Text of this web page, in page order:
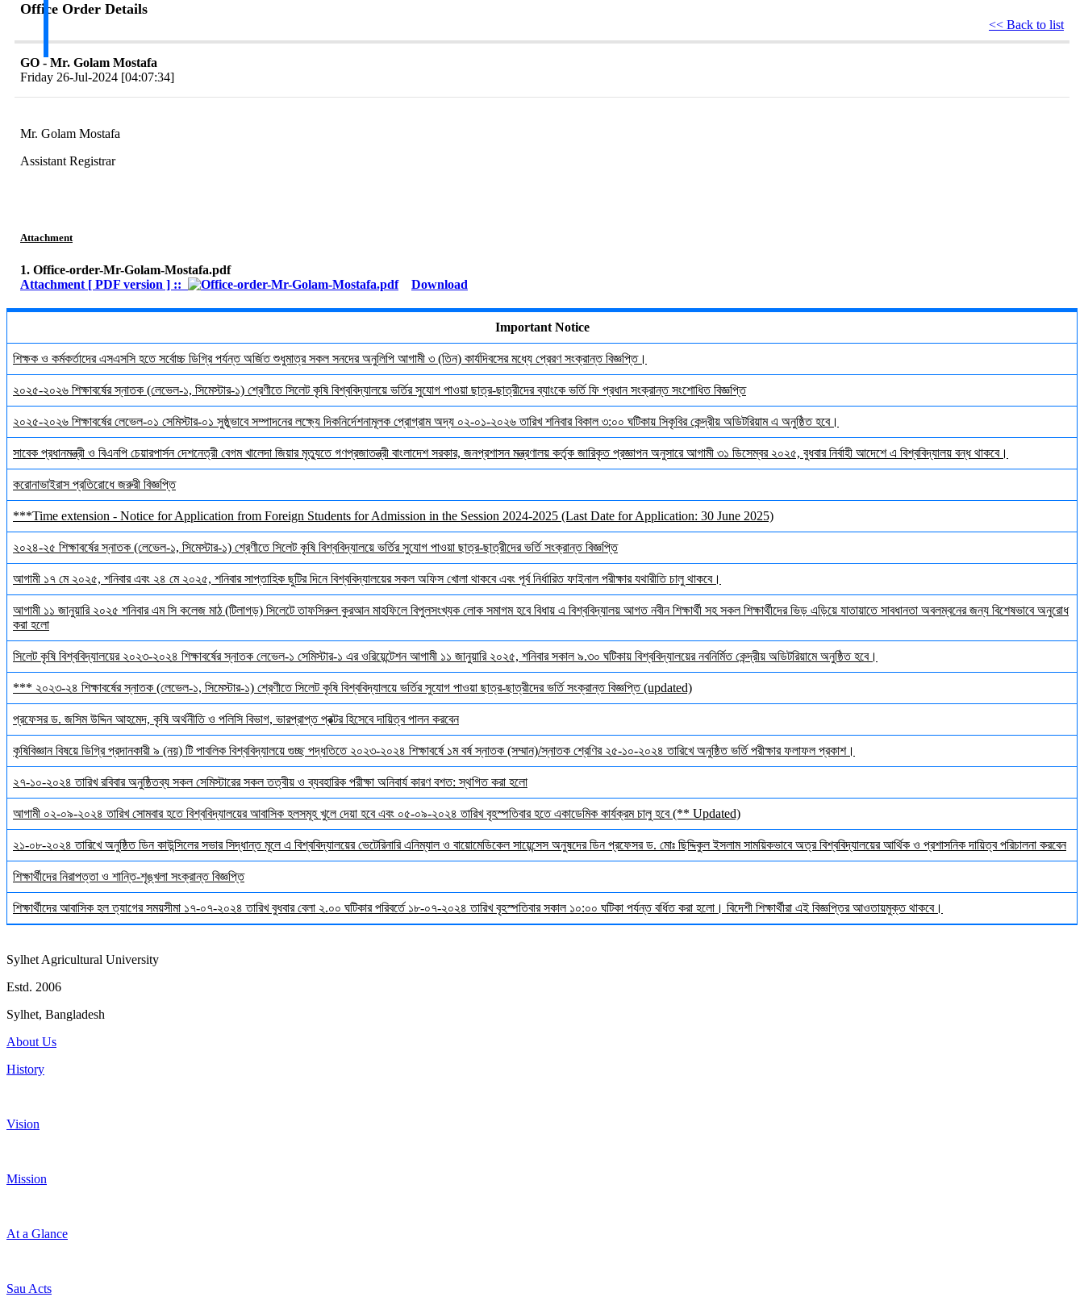
Office Order Details
<< Back to list
GO - Mr. Golam Mostafa
Friday 26-Jul-2024 [04:07:34]
Mr. Golam Mostafa
Assistant Registrar
Attachment
1. Office-order-Mr-Golam-Mostafa.pdf
Attachment [ PDF version ] ::
Download
Important Notice
শিক্ষক ও কর্মকর্তাদের এসএসসি হতে সর্বোচ্চ ডিগ্রি পর্যন্ত অর্জিত শুধুমাত্র সকল সনদের অনুলিপি আগামী ৩ (তিন) কার্যদিবসের মধ্যে প্রেরণ সংক্রান্ত বিজ্ঞপ্তি।
২০২৫-২০২৬ শিক্ষাবর্ষের স্নাতক (লেভেল-১, সিমেস্টার-১) শ্রেণীতে সিলেট কৃষি বিশ্ববিদ্যালয়ে ভর্তির সুযোগ পাওয়া ছাত্র-ছাত্রীদের ব্যাংকে ভর্তি ফি প্রধান সংক্রান্ত সংশোধিত বিজ্ঞপ্তি
২০২৫-২০২৬ শিক্ষাবর্ষের লেভেল-০১ সেমিস্টার-০১ সুষ্ঠুভাবে সম্পাদনের লক্ষ্যে দিকনির্দেশনামূলক প্রোগ্রাম অদ্য ০২-০১-২০২৬ তারিখ শনিবার বিকাল ৩:০০ ঘটিকায় সিকৃবির কেন্দ্রীয় অডিটরিয়াম এ অনুষ্ঠিত হবে।
সাবেক প্রধানমন্ত্রী ও বিএনপি চেয়ারপার্সন দেশনেত্রী বেগম খালেদা জিয়ার মৃত্যুতে গণপ্রজাতন্ত্রী বাংলাদেশ সরকার, জনপ্রশাসন মন্ত্রণালয় কর্তৃক জারিকৃত প্রজ্ঞাপন অনুসারে আগামী ৩১ ডিসেম্বর ২০২৫, বুধবার নির্বাহী আদেশে এ বিশ্ববিদ্যালয় বন্ধ থাকবে।
করোনাভাইরাস প্রতিরোধে জরুরী বিজ্ঞপ্তি
***Time extension - Notice for Application from Foreign Students for Admission in the Session 2024-2025 (Last Date for Application: 30 June 2025)
২০২৪-২৫ শিক্ষাবর্ষের স্নাতক (লেভেল-১, সিমেস্টার-১) শ্রেণীতে সিলেট কৃষি বিশ্ববিদ্যালয়ে ভর্তির সুযোগ পাওয়া ছাত্র-ছাত্রীদের ভর্তি সংক্রান্ত বিজ্ঞপ্তি
আগামী ১৭ মে ২০২৫, শনিবার এবং ২৪ মে ২০২৫, শনিবার সাপ্তাহিক ছুটির দিনে বিশ্ববিদ্যালয়ের সকল অফিস খোলা থাকবে এবং পূর্ব নির্ধারিত ফাইনাল পরীক্ষার যথারীতি চালু থাকবে।
আগামী ১১ জানুয়ারি ২০২৫ শনিবার এম সি কলেজ মাঠ (টিলাগড়) সিলেটে তাফসিরুল কুরআন মাহফিলে বিপুলসংখ্যক লোক সমাগম হবে বিধায় এ বিশ্ববিদ্যালয় আগত নবীন শিক্ষার্থী সহ সকল শিক্ষার্থীদের ভিড় এড়িয়ে যাতায়াতে সাবধানতা অবলম্বনের জন্য বিশেষভাবে অনুরোধ
করা হলো
সিলেট কৃষি বিশ্ববিদ্যালয়ের ২০২৩-২০২৪ শিক্ষাবর্ষের স্নাতক লেভেল-১ সেমিস্টার-১ এর ওরিয়েন্টেশন আগামী ১১ জানুয়ারি ২০২৫, শনিবার সকাল ৯.৩০ ঘটিকায় বিশ্ববিদ্যালয়ের নবনির্মিত কেন্দ্রীয় অডিটরিয়ামে অনুষ্ঠিত হবে।
*** ২০২৩-২৪ শিক্ষাবর্ষের স্নাতক (লেভেল-১, সিমেস্টার-১) শ্রেণীতে সিলেট কৃষি বিশ্ববিদ্যালয়ে ভর্তির সুযোগ পাওয়া ছাত্র-ছাত্রীদের ভর্তি সংক্রান্ত বিজ্ঞপ্তি (updated)
প্রফেসর ড. জসিম উদ্দিন আহমেদ, কৃষি অর্থনীতি ও পলিসি বিভাগ, ভারপ্রাপ্ত প্রক্টর হিসেবে দায়িত্ব পালন করবেন
কৃষিবিজ্ঞান বিষয়ে ডিগ্রি প্রদানকারী ৯ (নয়) টি পাবলিক বিশ্ববিদ্যালয়ে গুচ্ছ পদ্ধতিতে ২০২৩-২০২৪ শিক্ষাবর্ষে ১ম বর্ষ স্নাতক (সম্মান)/স্নাতক শ্রেণির ২৫-১০-২০২৪ তারিখে অনুষ্ঠিত ভর্তি পরীক্ষার ফলাফল প্রকাশ।
২৭-১০-২০২৪ তারিখ রবিবার অনুষ্ঠিতব্য সকল সেমিস্টারের সকল তত্বীয় ও ব্যবহারিক পরীক্ষা অনিবার্য কারণ বশত: স্থগিত করা হলো
আগামী ০২-০৯-২০২৪ তারিখ সোমবার হতে বিশ্ববিদ্যালয়ের আবাসিক হলসমূহ খুলে দেয়া হবে এবং ০৫-০৯-২০২৪ তারিখ বৃহস্পতিবার হতে একাডেমিক কার্যক্রম চালু হবে (** Updated)
২১-০৮-২০২৪ তারিখে অনুষ্ঠিত ডিন কাউন্সিলের সভার সিদ্ধান্ত মূলে এ বিশ্ববিদ্যালয়ের ভেটেরিনারি এনিম্যাল ও বায়োমেডিকেল সায়েন্সেস অনুষদের ডিন প্রফেসর ড. মোঃ ছিদ্দিকুল ইসলাম সাময়িকভাবে অত্র বিশ্ববিদ্যালয়ের আর্থিক ও প্রশাসনিক দায়িত্ব পরিচালনা করবেন
শিক্ষার্থীদের নিরাপত্তা ও শান্তি-শৃঙ্খলা সংক্রান্ত বিজ্ঞপ্তি
শিক্ষার্থীদের আবাসিক হল ত্যাগের সময়সীমা ১৭-০৭-২০২৪ তারিখ বুধবার বেলা ২.০০ ঘটিকার পরিবর্তে ১৮-০৭-২০২৪ তারিখ বৃহস্পতিবার সকাল ১০:০০ ঘটিকা পর্যন্ত বর্ধিত করা হলো। বিদেশী শিক্ষার্থীরা এই বিজ্ঞপ্তির আওতায়মুক্ত থাকবে।
Sylhet Agricultural University
Estd. 2006
Sylhet, Bangladesh
About Us
History
Vision
Mission
At a Glance
Sau Acts